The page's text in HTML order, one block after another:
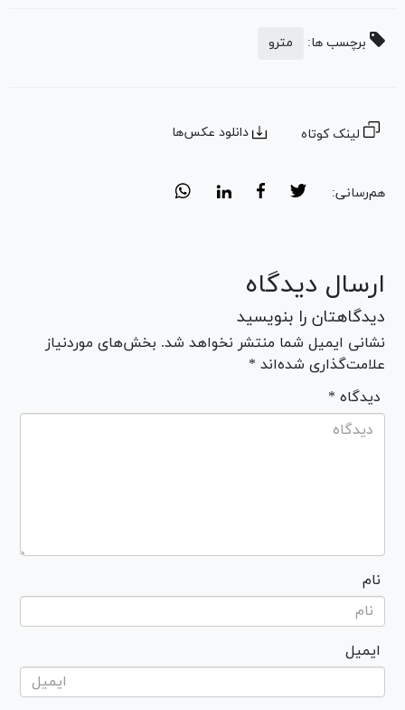
برچسب ها: مترو
لینک کوتاه دانلود عکس‌ها
هم‌رسانی:
ارسال دیدگاه
دیدگاهتان را بنویسید
نشانی ایمیل شما منتشر نخواهد شد. بخش‌های موردنیاز
علامت‌گذاری شده‌اند *
* دیدگاه
نام
ایمیل